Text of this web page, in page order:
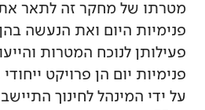
מטרתו של מחקר זה לתאר
פנימיות היום ואת הנעשה
פעילותן לנוכח המטרות
פנימיות יום הן פרויקט
על ידי המינהל לחינוך